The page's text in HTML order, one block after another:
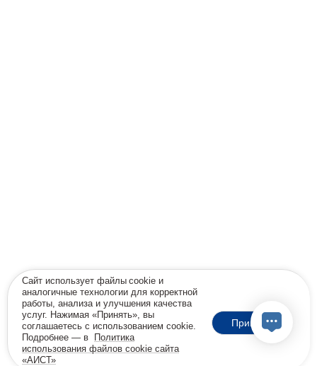
Сайт использует файлы cookie и
аналогичные технологии для корректной
работы, анализа и улучшения качества
услуг. Нажимая «Принять», вы
соглашаетесь с использованием cookie.
Подробнее — в
Политика
использования файлов cookie сайта
«АИСТ»
Принять